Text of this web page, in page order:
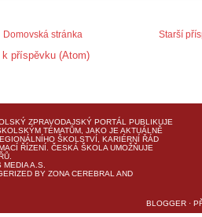
Starší
Domovská stránka
k příspěvku (Atom)
ZPRAVODAJSKÝ PORTÁL PUBLIKUJE
TÉMATŮM, JAKO JE AKTUÁLNĚ
ŠKOLSTVÍ, KARIÉRNÍ ŘÁD
ŘÍZENÍ. ČESKÁ ŠKOLA UMOŽŇUJE
A.S.
BY ZONA CEREBRAL AND
BLOGGER ·